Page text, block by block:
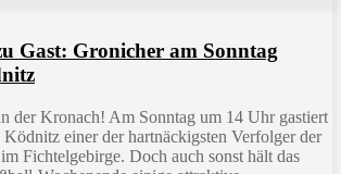
Gast: Gronicher am Sonntag
der Kronach! Am Sonntag um 14 Uhr gastiert
einer der hartnäckigsten Verfolger der
Fichtelgebirge. Doch auch sonst hält das